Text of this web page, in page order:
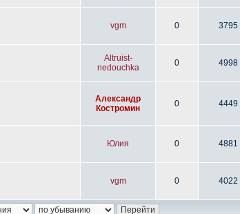
vgm 0 3795
Altruist-
nedouchka
0 4998
Александр
Костромин
0 4449
Юлия 0 4881
vgm 0 4022